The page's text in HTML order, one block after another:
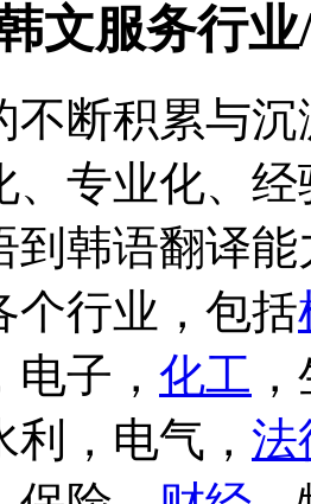
文服务行
不断积累与
、专业化、
到韩语翻译
个行业，包括
电子， 化工
，电气， 法